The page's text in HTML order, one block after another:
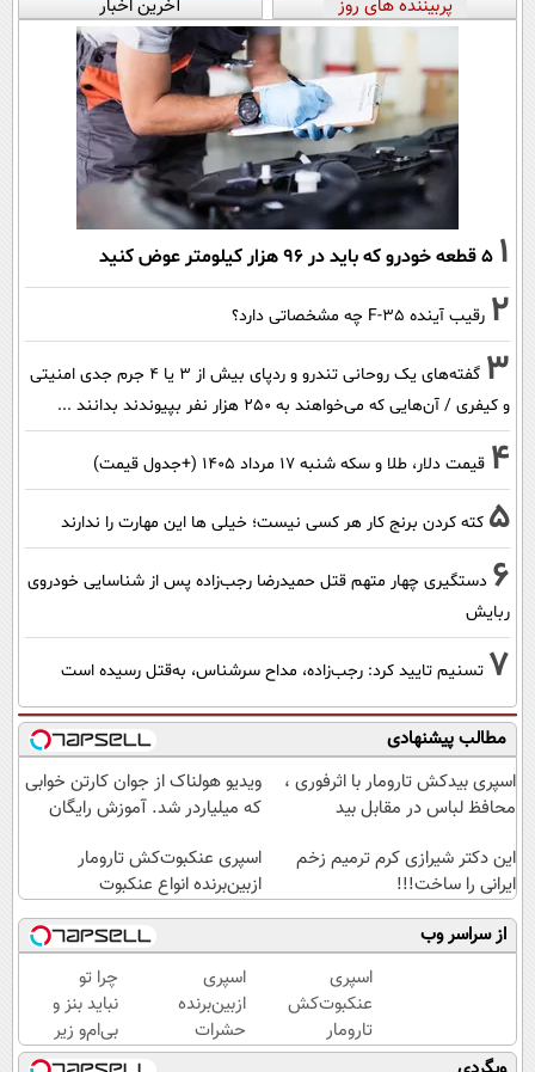
پربیننده های روز آخرین اخبار
1 ۵ قطعه خودرو که باید در ۹۶ هزار کیلومتر عوض کنید
2 رقیب آینده F-35 چه مشخصاتی دارد؟
3
گفته‌های یک روحانی تندرو و ردپای بیش از ۳ یا ۴ جرم جدی امنیتی
و کیفری / آن‌هایی که می‌خواهند به ۲۵۰ هزار نفر بپیوندند بدانند ...
4 قیمت دلار، طلا و سکه شنبه ۱۷ مرداد ۱۴۰۵ (+جدول قیمت)
5 کته کردن برنج کار هر کسی نیست؛ خیلی ها این مهارت را ندارند
6 دستگیری چهار متهم قتل حمیدرضا رجب‌زاده پس از شناسایی خودروی
ربایش
7 تسنیم تایید کرد: رجب‌زاده، مداح سرشناس، به‌قتل رسیده است
مطالب پیشنهادی
اسپری بیدکش تارومار با اثرفوری ،
محافظ لباس در مقابل بید
ویدیو هولناک از جوان کارتن خوابی
که میلیاردر شد. آموزش رایگان
این دکتر شیرازی کرم ترمیم زخم
ایرانی را ساخت!!!
اسپری عنکبوت‌‌کش تارومار
ازبین‌برنده انواع عنکبوت
از سراسر وب
اسپری
عنکبوت‌‌کش
تارومار
ازبین‌برنده
اسپری
ازبین‌برنده
حشرات
رختخواب،
چرا تو
نباید بنز و
بی‌ام‌و زیر
پات